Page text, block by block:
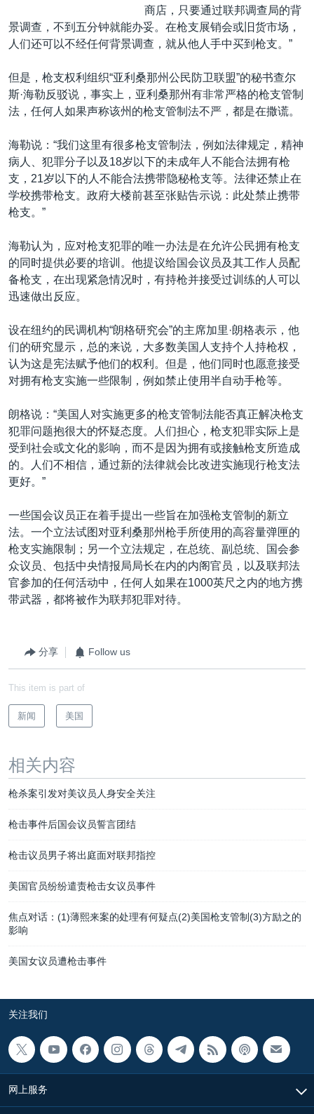
商店，只要通过联邦调查局的背
景调查，不到五分钟就能办妥。在枪支展销会或旧货市场，
人们还可以不经任何背景调查，就从他人手中买到枪支。”
但是，枪支权利组织“亚利桑那州公民防卫联盟”的秘书查尔
斯·海勒反驳说，事实上，亚利桑那州有非常严格的枪支管制
法，任何人如果声称该州的枪支管制法不严，都是在撒谎。
海勒说：“我们这里有很多枪支管制法，例如法律规定，精神
病人、犯罪分子以及18岁以下的未成年人不能合法拥有枪
支，21岁以下的人不能合法携带隐秘枪支等。法律还禁止在
学校携带枪支。政府大楼前甚至张贴告示说：此处禁止携带
枪支。”
海勒认为，应对枪支犯罪的唯一办法是在允许公民拥有枪支
的同时提供必要的培训。他提议给国会议员及其工作人员配
备枪支，在出现紧急情况时，有持枪并接受过训练的人可以
迅速做出反应。
设在纽约的民调机构“朗格研究会”的主席加里·朗格表示，他
们的研究显示，总的来说，大多数美国人支持个人持枪权，
认为这是宪法赋予他们的权利。但是，他们同时也愿意接受
对拥有枪支实施一些限制，例如禁止使用半自动手枪等。
朗格说：“美国人对实施更多的枪支管制法能否真正解决枪支
犯罪问题抱很大的怀疑态度。人们担心，枪支犯罪实际上是
受到社会或文化的影响，而不是因为拥有或接触枪支所造成
的。人们不相信，通过新的法律就会比改进实施现行枪支法
更好。”
一些国会议员正在着手提出一些旨在加强枪支管制的新立
法。一个立法试图对亚利桑那州枪手所使用的高容量弹匣的
枪支实施限制；另一个立法规定，在总统、副总统、国会参
众议员、包括中央情报局局长在内的内阁官员，以及联邦法
官参加的任何活动中，任何人如果在1000英尺之内的地方携
带武器，都将被作为联邦犯罪对待。
分享 Follow us
This item is part of
新闻 美国
相关内容
枪杀案引发对美议员人身安全关注
枪击事件后国会议员誓言团结
枪击议员男子将出庭面对联邦指控
美国官员纷纷遣责枪击女议员事件
焦点对话：(1)薄熙来案的处理有何疑点(2)美国枪支管制(3)方励之的
影响
美国女议员遭枪击事件
关注我们
网上服务